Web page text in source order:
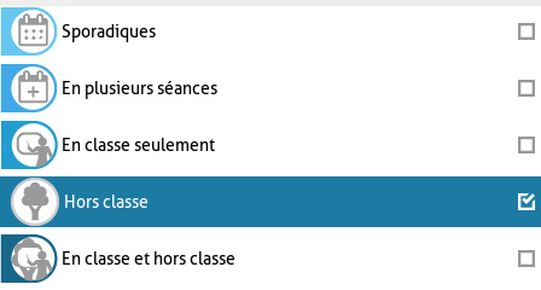
Sporadiques
En plusieurs séances
En classe seulement
Hors classe
En classe et hors classe